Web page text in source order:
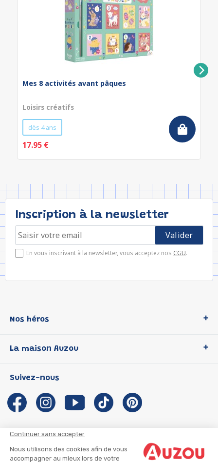
Continuer sans accepter
Nous utilisons des cookies afin de vous
accompagner au mieux lors de votre
Mes 8 activités avant pâques
Loisirs créatifs
dès 4 ans
17.95 €
Inscription à la newsletter
En vous inscrivant à la newsletter, vous acceptez nos CGU.
Nos héros
P'tit Loup
Les Influenceuses
Migali
Petite Taupe
La maison Auzou
Notre histoire
Auzou s'engage
Auteurs et illustrateurs Auzou
Suivre mon colis
Suivez-nous
CGU